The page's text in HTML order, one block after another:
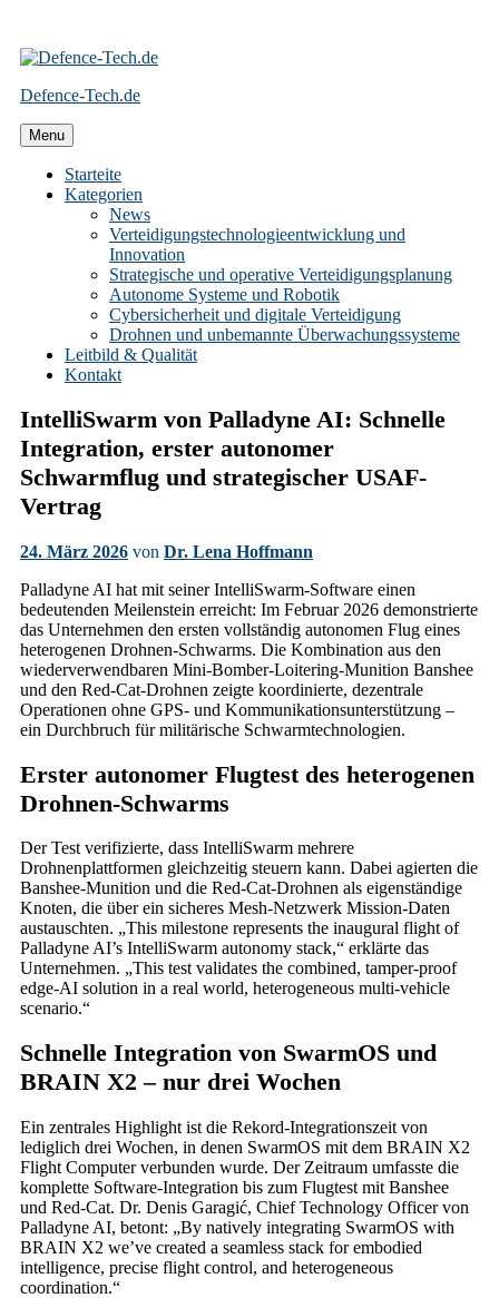
Skip
content
Defence-Tech.de
Menu
Starteite
Kategorien
News
Verteidigungstechnologieentwicklung und
Innovation
Strategische und operative Verteidigungsplanung
Autonome Systeme und Robotik
Cybersicherheit und digitale Verteidigung
Drohnen und unbemannte Überwachungssysteme
Leitbild & Qualität
Kontakt
IntelliSwarm von Palladyne AI: Schnelle
Integration, erster autonomer
Schwarmflug und strategischer USAF-
Vertrag
24. März 2026 von Dr. Lena Hoffmann
Palladyne AI hat mit seiner IntelliSwarm-Software einen
bedeutenden Meilenstein erreicht: Im Februar 2026 demonstrierte
das Unternehmen den ersten vollständig autonomen Flug eines
heterogenen Drohnen-Schwarms. Die Kombination aus den
wiederverwendbaren Mini-Bomber-Loitering-Munition Banshee
und den Red-Cat-Drohnen zeigte koordinierte, dezentrale
Operationen ohne GPS- und Kommunikationsunterstützung –
ein Durchbruch für militärische Schwarmtechnologien.
Erster autonomer Flugtest des heterogenen
Drohnen-Schwarms
Der Test verifizierte, dass IntelliSwarm mehrere
Drohnenplattformen gleichzeitig steuern kann. Dabei agierten die
Banshee-Munition und die Red-Cat-Drohnen als eigenständige
Knoten, die über ein sicheres Mesh-Netzwerk Mission-Daten
austauschten. „This milestone represents the inaugural flight of
Palladyne AI’s IntelliSwarm autonomy stack,“ erklärte das
Unternehmen. „This test validates the combined, tamper-proof
edge-AI solution in a real world, heterogeneous multi-vehicle
scenario.“
Schnelle Integration von SwarmOS und
BRAIN X2 – nur drei Wochen
Ein zentrales Highlight ist die Rekord-Integrationszeit von
lediglich drei Wochen, in denen SwarmOS mit dem BRAIN X2
Flight Computer verbunden wurde. Der Zeitraum umfasste die
komplette Software-Integration bis zum Flugtest mit Banshee
und Red-Cat. Dr. Denis Garagić, Chief Technology Officer von
Palladyne AI, betont: „By natively integrating SwarmOS with
BRAIN X2 we’ve created a seamless stack for embodied
intelligence, precise flight control, and heterogeneous
coordination.“